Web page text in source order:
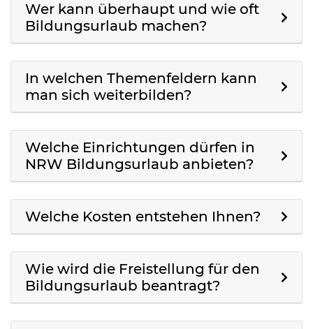
Wer kann überhaupt und wie oft
Bildungsurlaub machen?
In welchen Themenfeldern kann
man sich weiterbilden?
Welche Einrichtungen dürfen in
NRW Bildungsurlaub anbieten?
Welche Kosten entstehen Ihnen?
Wie wird die Freistellung für den
Bildungsurlaub beantragt?